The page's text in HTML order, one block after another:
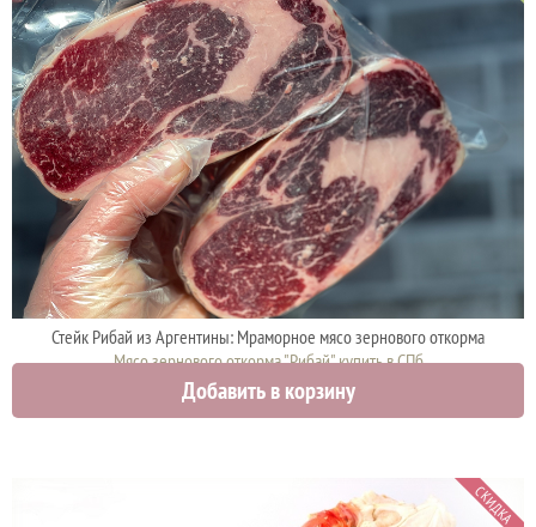
Стейк Рибай из Аргентины: Мраморное мясо зернового откорма
Мясо зернового откорма "Рибай" купить в СПб
4200 руб.
Добавить в корзину
СКИДКА